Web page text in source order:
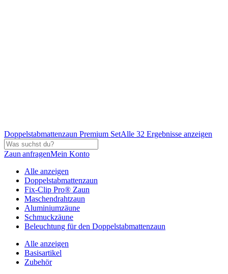
Doppelstabmattenzaun Premium SetAlle 32 Ergebnisse anzeigen
Zaun anfragenMein Konto
Alle anzeigen
Doppelstabmattenzaun
Fix-Clip Pro® Zaun
Maschendrahtzaun
Aluminiumzäune
Schmuckzäune
Beleuchtung für den Doppelstabmattenzaun
Alle anzeigen
Basisartikel
Zubehör